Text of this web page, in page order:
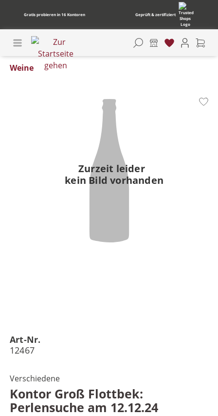
Gratis probieren in 16 Kontoren Geprüft & zertifiziert
Weine
Zurzeit leider
kein Bild vorhanden
Art-Nr.
12467
Verschiedene
Kontor Groß Flottbek:
Perlensuche am 12.12.24